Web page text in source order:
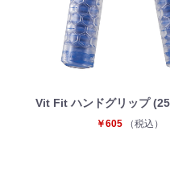
Vit Fit ハンドグリップ
￥605 （税込）